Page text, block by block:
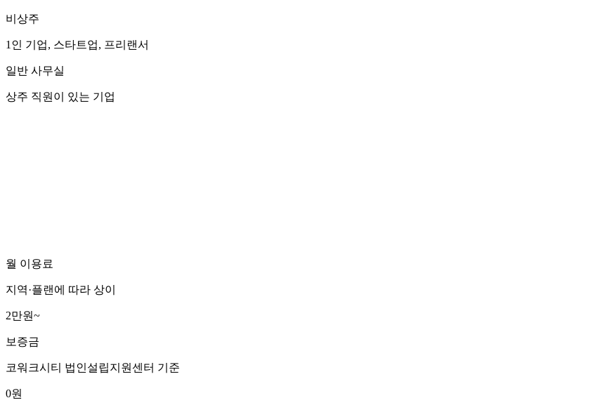
비상주
1인 기업, 스타트업, 프리랜서
일반 사무실
상주 직원이 있는 기업
월 이용료
지역·플랜에 따라 상이
2만원~
보증금
코워크시티 법인설립지원센터 기준
0원